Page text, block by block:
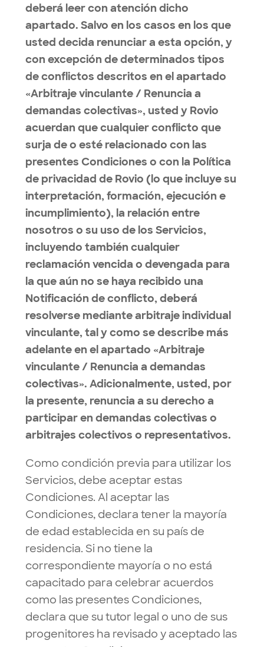
deberá leer con atención dicho
apartado. Salvo en los casos en los que
usted decida renunciar a esta opción, y
con excepción de determinados tipos
de conflictos descritos en el apartado
«Arbitraje vinculante / Renuncia a
demandas colectivas», usted y Rovio
acuerdan que cualquier conflicto que
surja de o esté relacionado con las
presentes Condiciones o con la Política
de privacidad de Rovio (lo que incluye su
interpretación, formación, ejecución e
incumplimiento), la relación entre
nosotros o su uso de los Servicios,
incluyendo también cualquier
reclamación vencida o devengada para
la que aún no se haya recibido una
Notificación de conflicto, deberá
resolverse mediante arbitraje individual
vinculante, tal y como se describe más
adelante en el apartado «Arbitraje
vinculante / Renuncia a demandas
colectivas». Adicionalmente, usted, por
la presente, renuncia a su derecho a
participar en demandas colectivas o
arbitrajes colectivos o representativos.
Como condición previa para utilizar los
Servicios, debe aceptar estas
Condiciones. Al aceptar las
Condiciones, declara tener la mayoría
de edad establecida en su país de
residencia. Si no tiene la
correspondiente mayoría o no está
capacitado para celebrar acuerdos
como las presentes Condiciones,
declara que su tutor legal o uno de sus
progenitores ha revisado y aceptado las